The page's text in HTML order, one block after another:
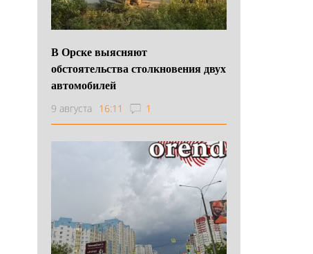
В Орске выясняют
обстоятельства столкновения двух
автомобилей
9 августа 16:11 1